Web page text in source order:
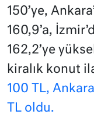
150’ye,
160,9’a,
162,2’ye
kiralık konut
100 TL,
TL oldu.